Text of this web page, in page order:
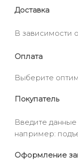
Доставка
В зависимости
Оплата
Выберите
Покупатель
Введите
например:
Оформление